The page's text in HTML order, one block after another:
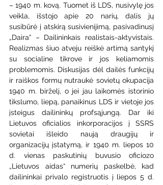
– 1940 m. kovą. Tuomet iš LDS, nusivylę jos
veikla, išstojo apie 20 narių, dalis jų
susibūrė į atskirą susivienijimą, pasivadinusį
„Daira“ – Dailininkais realistais-aktyvistais.
Realizmas šiuo atveju reiškė artimą santykį
su socialine tikrove ir jos keliamomis
problemomis. Diskusijas dėl dailės funkcijų
ir raiškos formų nutraukė sovietų okupacija
1940 m. birželį, o jei jau laikomės istorinio
tikslumo, liepą, panaikinus LDS ir vietoje jos
įsteigus dailininkų profsąjungą. Dar iki
Lietuvos oficialios inkorporacijos į SSRS
sovietai išleido naują draugijų ir
organizacijų įstatymą, ir 1940 m. liepos 10
d. vienas paskutinių buvusio oficiozo
„Lietuvos aidas“ numerių paskelbė, kad
dailininkai privalo registruotis į liepos 5 d.